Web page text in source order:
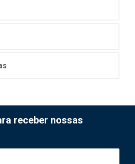
receber nossas